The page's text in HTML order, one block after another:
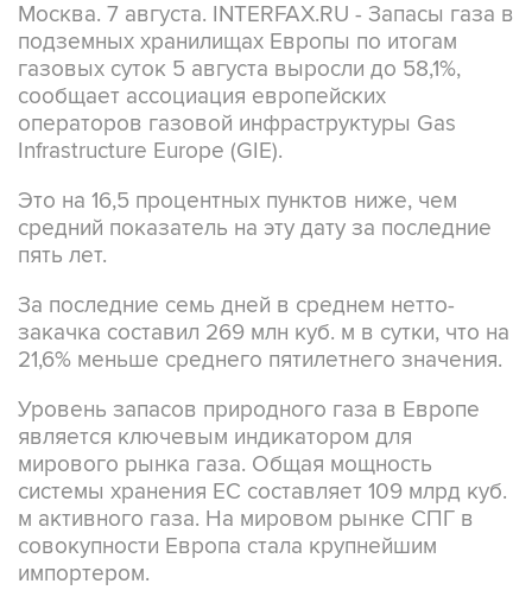
Москва. 7 августа. INTERFAX.RU - Запасы газа в
подземных хранилищах Европы по итогам
газовых суток 5 августа выросли до 58,1%,
сообщает ассоциация европейских
операторов газовой инфраструктуры Gas
Infrastructure Europe (GIE).
Это на 16,5 процентных пунктов ниже, чем
средний показатель на эту дату за последние
пять лет.
За последние семь дней в среднем нетто-
закачка составил 269 млн куб. м в сутки, что на
21,6% меньше среднего пятилетнего значения.
Уровень запасов природного газа в Европе
является ключевым индикатором для
мирового рынка газа. Общая мощность
системы хранения ЕС составляет 109 млрд куб.
м активного газа. На мировом рынке СПГ в
совокупности Европа стала крупнейшим
импортером.